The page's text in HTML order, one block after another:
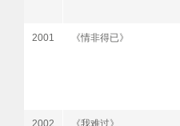
2001 《情非得已》
2002 《我难过》